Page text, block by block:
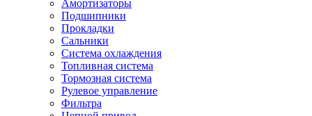
Амортизаторы
Подшипники
Прокладки
Сальники
Система охлаждения
Топливная система
Тормозная система
Рулевое управление
Фильтра